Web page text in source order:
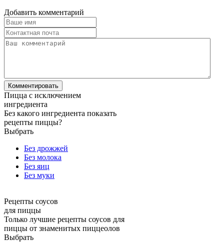
Добавить комментарий
Пицца с исключением
ингредиента
Без какого ингредиента показать
рецепты пиццы?
Выбрать
Без дрожжей
Без молока
Без яиц
Без муки
Рецепты соусов
для пиццы
Только лучшие рецепты соусов для
пиццы от знаменитых пиццеолов
Выбрать